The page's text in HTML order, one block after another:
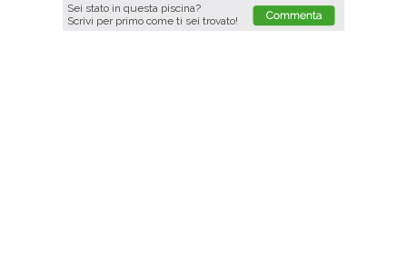
Sei stato in questa piscina?
Scrivi per primo come ti sei trovato!